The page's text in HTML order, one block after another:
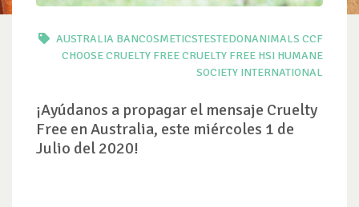
AUSTRALIA BANCOSMETICSTESTEDONANIMALS CCF
CHOOSE CRUELTY FREECRUELTY FREE HSI HUMANE
SOCIETY INTERNATIONAL
¡Ayúdanos a propagar el mensaje Cruelty
Free en Australia, este miércoles 1 de
Julio del 2020!